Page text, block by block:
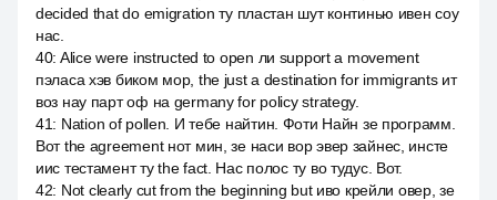
decided that do emigration ту пластан шут континью ивен соу
нас.
40: Alice were instructed to open ли support a movement
пэласа хэв биком мор, the just a destination for immigrants ит
воз нау парт оф на germany for policy strategy.
41: Nation of pollen. И тебе найтин. Фоти Найн зе программ.
Вот the agreement нот мин, зе наси вор эвер зайнес, инсте
иис тестамент ту the fact. Нас полос ту во тудус. Вот.
42: Not clearly cut from the beginning but иво крейли овер, зе